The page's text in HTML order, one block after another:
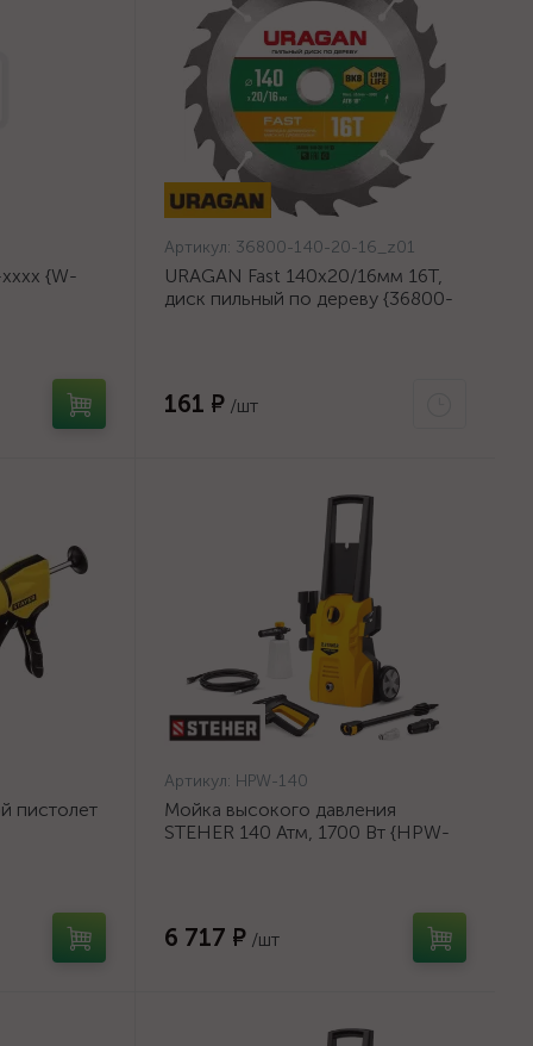
{W-
Артикул: 36800-140-20-16_z01
URAGAN Fast 140x20/16мм 16Т,
диск пильный по дереву {36800-
161 ₽ /шт
пистолет
Артикул: HPW-140
Мойка высокого давления
STEHER 140 Атм, 1700 Вт {HPW-
6 717 ₽ /шт